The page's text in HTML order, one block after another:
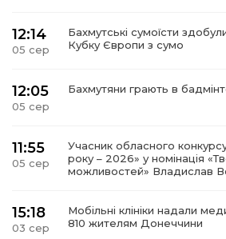
12:14
05 сер
Бахмутські сумоїсти
Кубку Європи з сумо
12:05
05 сер
Бахмутяни грають в
11:55
05 сер
Учасник обласного
року – 2026» у номінація
можливостей» Владислав
15:18
03 сер
Мобільні клініки надали
810 жителям Донеччини